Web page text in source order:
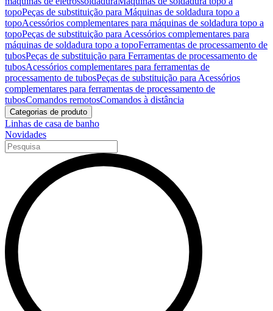
topoPeças de substituição para Máquinas de soldadura topo a
topoAcessórios complementares para máquinas de soldadura topo a
topoPeças de substituição para Acessórios complementares para
máquinas de soldadura topo a topoFerramentas de processamento de
tubosPeças de substituição para Ferramentas de processamento de
tubosAcessórios complementares para ferramentas de
processamento de tubosPeças de substituição para Acessórios
complementares para ferramentas de processamento de
tubosComandos remotosComandos à distância
Categorias de produto
Linhas de casa de banho
Novidades